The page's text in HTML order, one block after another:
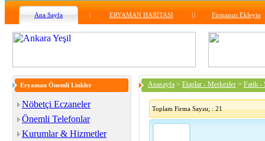
Ana Sayfa ERYAMAN HARİTASI Firmanızı Ekleyin
Eryaman Önemli Linkler
Nöbetçi Eczaneler
Önemli Telefonlar
Kurumlar & Hizmetler
Anasayfa > Etaplar - Merkezler > Fatih -
Toplam Firma Sayısı; : 21